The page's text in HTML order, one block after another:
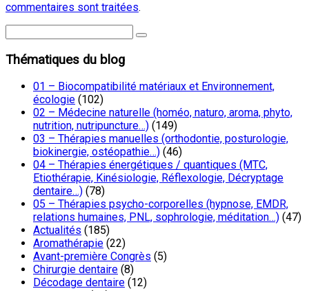
commentaires sont traitées.
Thématiques du blog
01 – Biocompatibilité matériaux et Environnement,
écologie (102)
02 – Médecine naturelle (homéo, naturo, aroma, phyto,
nutrition, nutripuncture…) (149)
03 – Thérapies manuelles (orthodontie, posturologie,
biokinergie, ostéopathie…) (46)
04 – Thérapies énergétiques / quantiques (MTC,
Etiothérapie, Kinésiologie, Réflexologie, Décryptage
dentaire…) (78)
05 – Thérapies psycho-corporelles (hypnose, EMDR,
relations humaines, PNL, sophrologie, méditation…) (47)
Actualités (185)
Aromathérapie (22)
Avant-première Congrès (5)
Chirurgie dentaire (8)
Décodage dentaire (12)